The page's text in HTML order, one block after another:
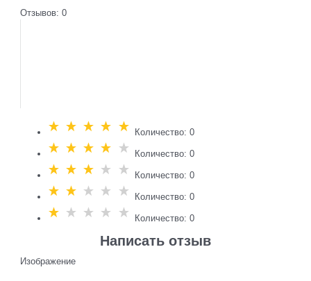
Отзывов: 0
Количество: 0
Количество: 0
Количество: 0
Количество: 0
Количество: 0
Написать отзыв
Изображение